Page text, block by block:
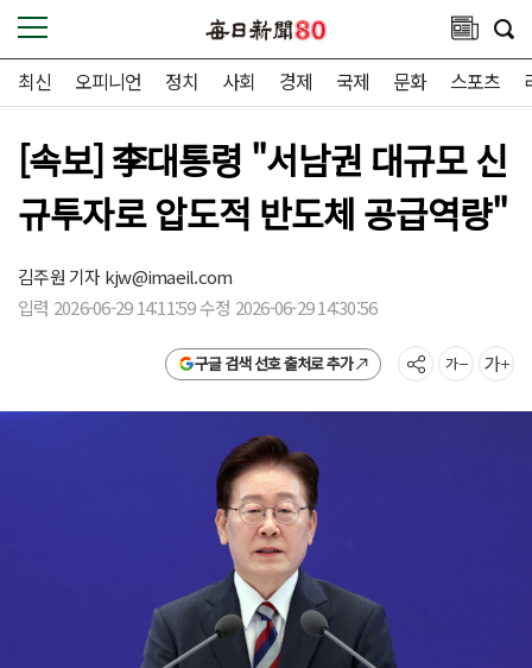
최신 오피니언 정치 사회 경제 국제 문화 스포츠
[속보] 李대통령 "서남권 대규모 신
규투자로 압도적 반도체 공급역량"
김주원 기자kjw@imaeil.com
입력 2026-06-29 14:11:59 수정 2026-06-29 14:30:56
구글 검색 선호 출처로 추가